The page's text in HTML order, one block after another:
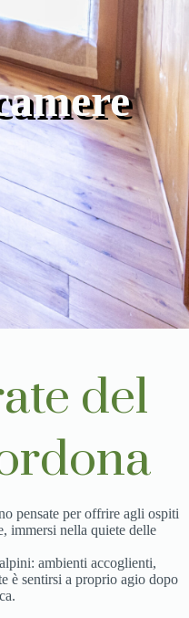
del
pensate per offrire agli ospiti
immersi nella quiete delle
ambienti accoglienti,
è sentirsi a proprio agio dopo